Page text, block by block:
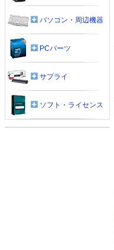
パソコン・周辺機器
PCパーツ
サプライ
ソフト・ライセンス